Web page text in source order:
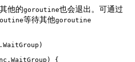
他的goroutine也会退出。可通过
等待其他goroutine
{